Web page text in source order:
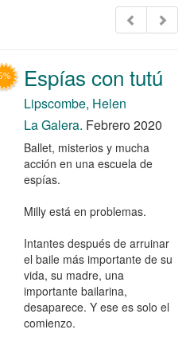
Espías con tutú
Lipscombe, Helen
La Galera. Febrero 2020
Ballet, misterios y mucha
acción en una escuela de
espías.
Milly está en problemas.
Intantes después de arruinar
el baile más importante de su
vida, su madre, una
importante bailarina,
desaparece. Y ese es solo el
comienzo.